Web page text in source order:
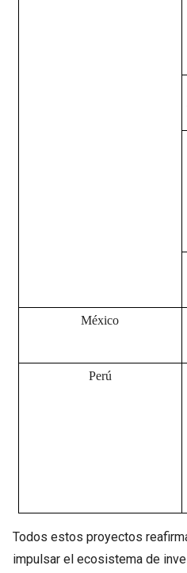
México
Perú
Todos estos proyectos
impulsar el ecosistema de